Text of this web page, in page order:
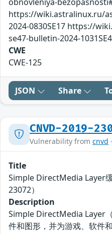
https://wiki.astralinux.ru/
2024-0830SE17 https://
se47-bulletin-2024-
CWE
CWE-125
JSON Share
CNVD-2019-
Vulnerability from cnvd
Title
Simple DirectMedia Layer
23072）
Description
Simple DirectMedia Layer
件和图形，并为游戏、软件